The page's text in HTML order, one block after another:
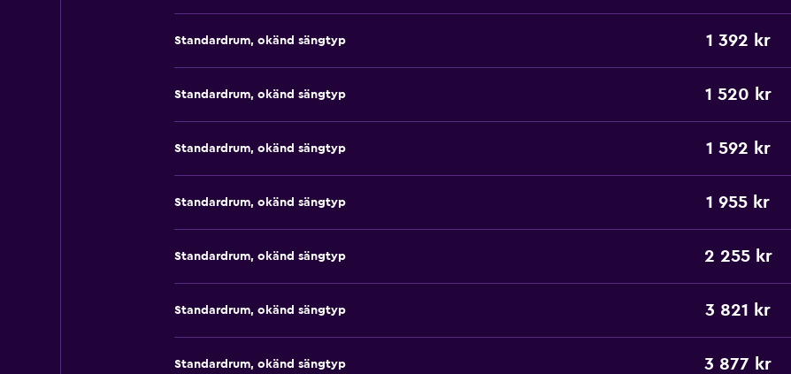
Standardrum, okänd sängtyp 1 392 kr
Standardrum, okänd sängtyp 1 520 kr
Standardrum, okänd sängtyp 1 592 kr
Standardrum, okänd sängtyp 1 955 kr
Standardrum, okänd sängtyp 2 255 kr
Standardrum, okänd sängtyp 3 821 kr
Standardrum, okänd sängtyp 3 877 kr